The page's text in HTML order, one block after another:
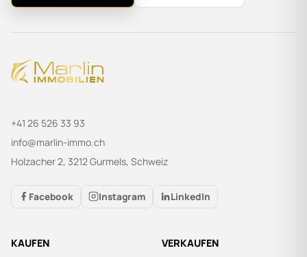
+41 26 526 33 93
info@marlin-immo.ch
Holzacher 2, 3212 Gurmels, Schweiz
Facebook Instagram LinkedIn
KAUFEN VERKAUFEN